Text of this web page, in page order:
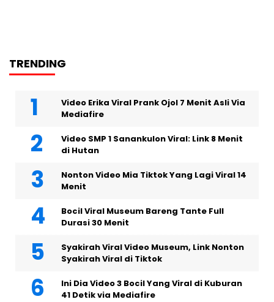
TRENDING
Video Erika Viral Prank Ojol 7 Menit Asli Via
Mediafire
Video SMP 1 Sanankulon Viral: Link 8 Menit
di Hutan
Nonton Video Mia Tiktok Yang Lagi Viral 14
Menit
Bocil Viral Museum Bareng Tante Full
Durasi 30 Menit
Syakirah Viral Video Museum, Link Nonton
Syakirah Viral di Tiktok
Ini Dia Video 3 Bocil Yang Viral di Kuburan
41 Detik via Mediafire